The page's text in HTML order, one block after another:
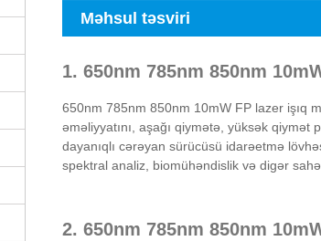
Məhsul təsviri
1. 650nm 785nm 850nm
650nm 785nm 850nm 10mW FP lazer işıq
əməliyyatını, aşağı qiymətə, yüksək qiymət
dayanıqlı cərəyan sürücüsü idarəetmə
spektral analiz, biomühəndislik və digər
2. 650nm 785nm 850nm